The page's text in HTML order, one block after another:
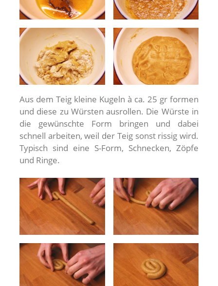
Aus dem Teig kleine Kugeln à ca. 25 gr formen
und diese zu Würsten ausrollen. Die Würste in
die gewünschte Form bringen und dabei
schnell arbeiten, weil der Teig sonst rissig wird.
Typisch sind eine S-Form, Schnecken, Zöpfe
und Ringe.